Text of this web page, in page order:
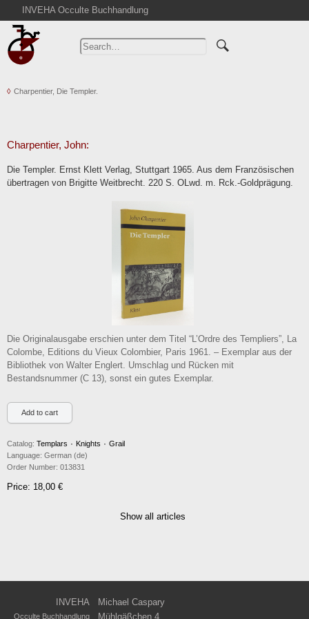
INVEHA Occulte Buchhandlung
Home
Advanced Search
Cart
Contact
Charpentier, Die Templer.
Charpentier, John:
Die Templer. Ernst Klett Verlag, Stuttgart 1965. Aus dem Französischen
übertragen von Brigitte Weitbrecht. 220 S. OLwd. m. Rck.-Goldprägung.
Die Originalausgabe erschien unter dem Titel “L’Ordre des Templiers”, La
Colombe, Editions du Vieux Colombier, Paris 1961. – Exemplar aus der
Bibliothek von Walter Englert. Umschlag und Rücken mit
Bestandsnummer (C 13), sonst ein gutes Exemplar.
Catalog: Templars ۰ Knights ۰ Grail
Language: German (de)
Order Number: 013831
Price: 18,00 €
Show all articles
INVEHA Michael Caspary
Occulte Buchhandlung Mühlgäßchen 4